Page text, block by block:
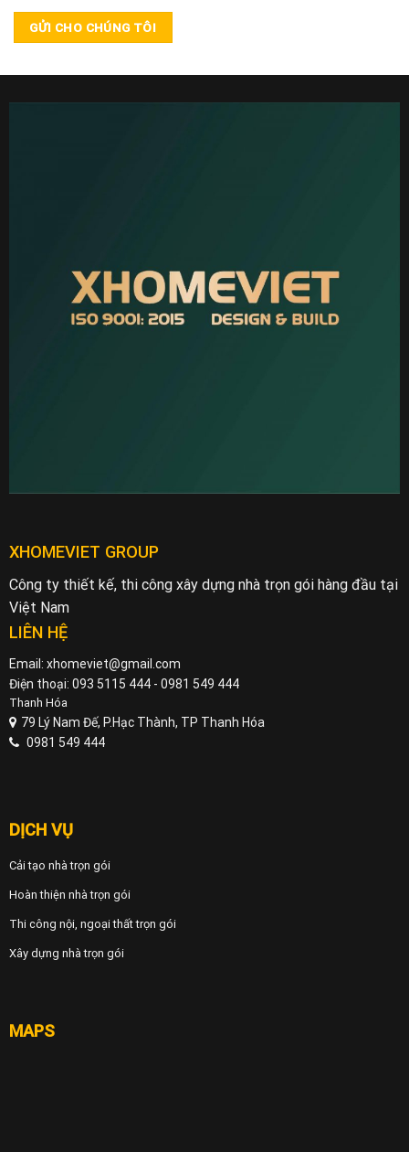
XHOMEVIET GROUP
Công ty thiết kế, thi công xây dựng nhà trọn gói hàng đầu tại
Việt Nam
LIÊN HỆ
Email: xhomeviet@gmail.com
Điện thoại: 093 5115 444 - 0981 549 444
Thanh Hóa
79 Lý Nam Đế, P.Hạc Thành, TP Thanh Hóa
0981 549 444
DỊCH VỤ
Cải tạo nhà trọn gói
Hoàn thiện nhà trọn gói
Thi công nội, ngoại thất trọn gói
Xây dựng nhà trọn gói
MAPS